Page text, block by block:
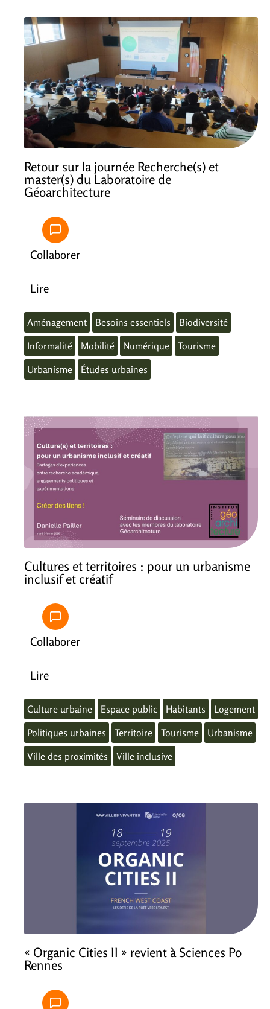
Retour sur la journée Recherche(s) et
master(s) du Laboratoire de
Géoarchitecture
Collaborer
Lire
Aménagement Besoins essentiels
Biodiversité
Informalité
Mobilité Numérique
Tourisme
Urbanisme
Études urbaines
Cultures et territoires : pour un urbanisme
inclusif et créatif
Collaborer
Lire
Culture urbaine Espace public Habitants
Logement
Politiques urbaines
Territoire Tourisme
Urbanisme
Ville des proximités
Ville inclusive
« Organic Cities II » revient à Sciences Po
Rennes